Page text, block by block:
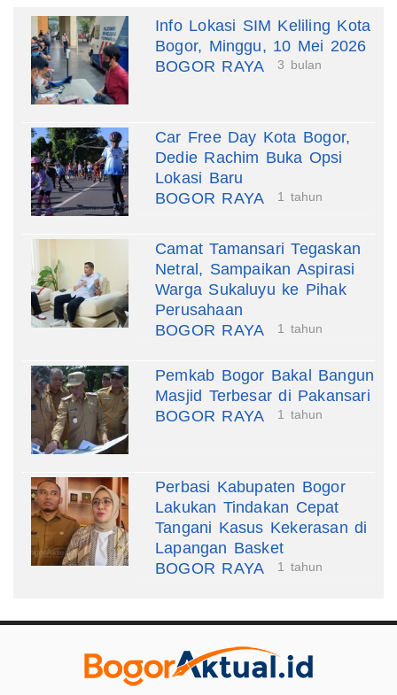
Info Lokasi SIM Keliling Kota
Bogor, Minggu, 10 Mei 2026
BOGOR RAYA
3 bulan
Car Free Day Kota Bogor,
Dedie Rachim Buka Opsi
Lokasi Baru
BOGOR RAYA
1 tahun
Camat Tamansari Tegaskan
Netral, Sampaikan Aspirasi
Warga Sukaluyu ke Pihak
Perusahaan
BOGOR RAYA
1 tahun
Pemkab Bogor Bakal Bangun
Masjid Terbesar di Pakansari
BOGOR RAYA
1 tahun
Perbasi Kabupaten Bogor
Lakukan Tindakan Cepat
Tangani Kasus Kekerasan di
Lapangan Basket
BOGOR RAYA
1 tahun